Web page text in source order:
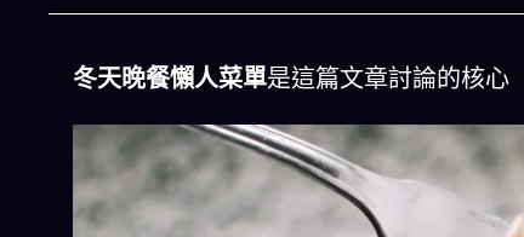
冬天晚餐懶人菜單是這篇文章討論的核心